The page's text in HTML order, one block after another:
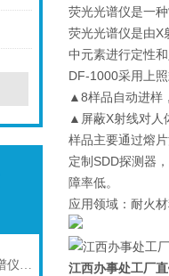
工厂直销DF-2000铅渣荧光光谱仪技术参数
荧光光谱仪是一
荧光光谱仪是由X
中元素进行定性
DF-1000采用上
▲8样品自动进样
▲屏蔽X射线对人
样品主要通过熔
定制SDD探测器
障率低。
应用领域：耐火
江西办事处工厂